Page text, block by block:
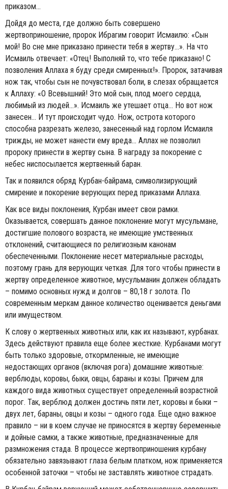
приказом...
Дойдя до места, где должно быть совершено
жертвоприношение, пророк Ибрагим говорит Исмаилю: «Сын
мой! Во сне мне приказано принести тебя в жертву...». На что
Исмаиль отвечает: «Отец! Выполняй то, что тебе приказано! С
позволения Аллаха я буду среди смиренных!». Пророк, затачивая
нож так, чтобы сын не почувствовал боли, в слезах обращается
к Аллаху: «О Всевышний! Это мой сын, плод моего сердца,
любимый из людей...». Исмаиль же утешает отца... Но вот нож
занесен... И тут происходит чудо. Нож, острота которого
способна разрезать железо, занесенный над горлом Исмаиля
трижды, не может нанести ему вреда... Аллах не позволил
пророку принести в жертву сына. В награду за покорение с
небес ниспосылается жертвенный баран.
Так и появился обряд Курбан-байрама, символизирующий
смирение и покорение верующих перед приказами Аллаха.
Как все виды поклонения, Курбан имеет свои рамки.
Оказывается, совершать данное поклонение могут мусульмане,
достигшие полового возраста, не имеющие умственных
отклонений, считающиеся по религиозным канонам
обеспеченными. Поклонение несет материальные расходы,
поэтому грань для верующих четкая. Для того чтобы принести в
жертву определенное животное, мусульманин должен обладать
– помимо основных нужд и долгов – 80,18 г золота. По
современным меркам данное количество оценивается деньгами
или имуществом.
К слову о жертвенных животных или, как их называют, курбанах.
Здесь действуют правила еще более жесткие. Курбанами могут
быть только здоровые, откормленные, не имеющие
недостающих органов (включая рога) домашние животные:
верблюды, коровы, быки, овцы, бараны и козы. Причем для
каждого вида животных существует определенный возрастной
порог. Так, верблюд должен достичь пяти лет, коровы и быки –
двух лет, бараны, овцы и козы – одного года. Еще одно важное
правило – ни в коем случае не приносятся в жертву беременные
и дойные самки, а также животные, предназначенные для
размножения стада. В процессе жертвоприношения курбану
обязательно завязывают глаза белым платком, нож применяется
особенной заточки – чтобы не заставлять животное страдать.